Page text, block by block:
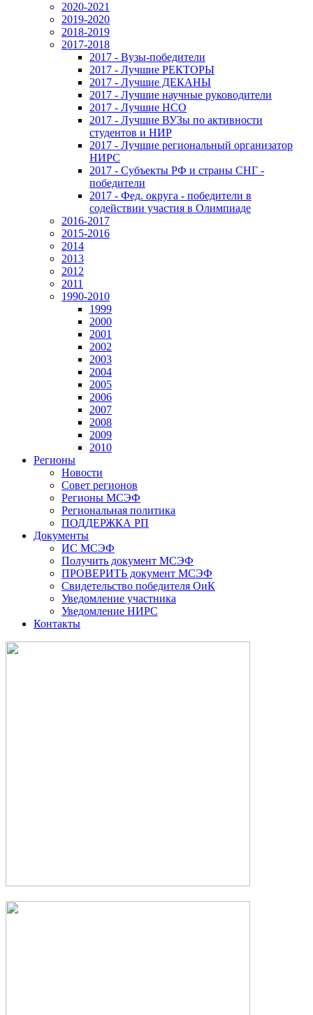
2020-2021
2019-2020
2018-2019
2017-2018
2017 - Вузы-победители
2017 - Лучшие РЕКТОРЫ
2017 - Лучшие ДЕКАНЫ
2017 - Лучшие научные руководители
2017 - Лучшие НСО
2017 - Лучшие ВУЗы по активности
студентов и НИР
2017 - Лучшие региональный организатор
НИРС
2017 - Субъекты РФ и страны СНГ -
победители
2017 - Фед. округа - победители в
содействии участия в Олимпиаде
2016-2017
2015-2016
2014
2013
2012
2011
1990-2010
1999
2000
2001
2002
2003
2004
2005
2006
2007
2008
2009
2010
Регионы
Новости
Совет регионов
Регионы МСЭФ
Региональная политика
ПОДДЕРЖКА РП
Документы
ИС МСЭФ
Получить документ МСЭФ
ПРОВЕРИТЬ документ МСЭФ
Свидетельство победителя ОиК
Уведомление участника
Уведомление НИРС
Контакты